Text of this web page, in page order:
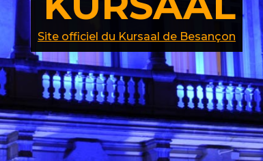
Site officiel du Kursaal de Besançon